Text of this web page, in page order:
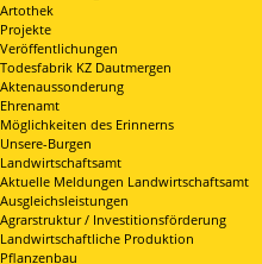
Artothek
Projekte
Veröffentlichungen
Todesfabrik KZ Dautmergen
Aktenaussonderung
Ehrenamt
Möglichkeiten des Erinnerns
Unsere-Burgen
Landwirtschaftsamt
Aktuelle Meldungen Landwirtschaftsamt
Ausgleichsleistungen
Agrarstruktur / Investitionsförderung
Landwirtschaftliche Produktion
Pflanzenbau